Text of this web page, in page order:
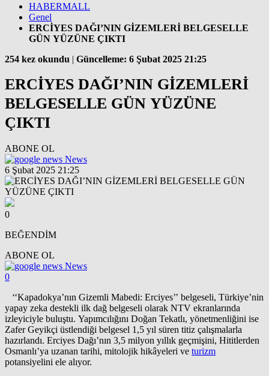
HABERMALL
Genel
ERCİYES DAĞI’NIN GİZEMLERİ BELGESELLE
GÜN YÜZÜNE ÇIKTI
254 kez okundu | Güncelleme: 6 Şubat 2025 21:25
ERCİYES DAĞI’NIN GİZEMLERİ
BELGESELLE GÜN YÜZÜNE
ÇIKTI
ABONE OL
News
6 Şubat 2025 21:25
0
BEĞENDİM
ABONE OL
News
0
‘‘Kapadokya’nın Gizemli Mabedi: Erciyes’’ belgeseli, Türkiye’nin
yapay zeka destekli ilk dağ belgeseli olarak NTV ekranlarında
izleyiciyle buluştu. Yapımcılığını Doğan Tekatlı, yönetmenliğini ise
Zafer Geyikçi üstlendiği belgesel 1,5 yıl süren titiz çalışmalarla
hazırlandı. Erciyes Dağı’nın 3,5 milyon yıllık geçmişini, Hititlerden
Osmanlı’ya uzanan tarihi, mitolojik hikâyeleri ve turizm
potansiyelini ele alıyor.